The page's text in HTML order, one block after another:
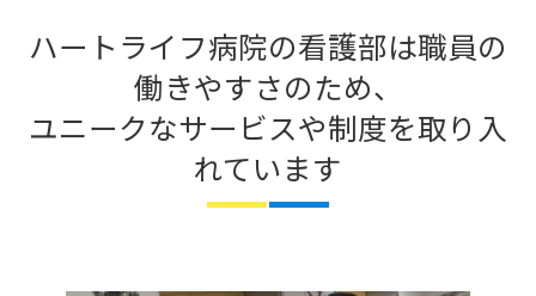
ハートライフ病院の看護部は職員の
働きやすさのため、
ユニークなサービスや制度を取り入
れています